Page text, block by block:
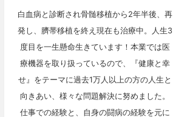
白血病と診断され骨髄移植から2年半後、再
発し、臍帯移植を終え現在も治療中。人生3
度目を一生懸命生きています！本業では医
療機器を取り扱っているので、『健康と幸
せ』をテーマに過去1万人以上の方の人生と
向きあい、様々な問題解決に努めました。
仕事での経験と、自身の闘病の経験を元に